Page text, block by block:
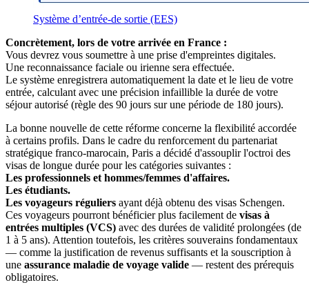
Système d’entrée-de sortie (EES)
Concrètement, lors de votre arrivée en France :
Vous devrez vous soumettre à une prise d'empreintes digitales.
Une reconnaissance faciale ou irienne sera effectuée.
Le système enregistrera automatiquement la date et le lieu de votre
entrée, calculant avec une précision infaillible la durée de votre
séjour autorisé (règle des 90 jours sur une période de 180 jours).
La bonne nouvelle de cette réforme concerne la flexibilité accordée
à certains profils. Dans le cadre du renforcement du partenariat
stratégique franco-marocain, Paris a décidé d'assouplir l'octroi des
visas de longue durée pour les catégories suivantes :
Les professionnels et hommes/femmes d'affaires.
Les étudiants.
Les voyageurs réguliers ayant déjà obtenu des visas Schengen.
Ces voyageurs pourront bénéficier plus facilement de visas à
entrées multiples (VCS) avec des durées de validité prolongées (de
1 à 5 ans). Attention toutefois, les critères souverains fondamentaux
— comme la justification de revenus suffisants et la souscription à
une assurance maladie de voyage valide — restent des prérequis
obligatoires.